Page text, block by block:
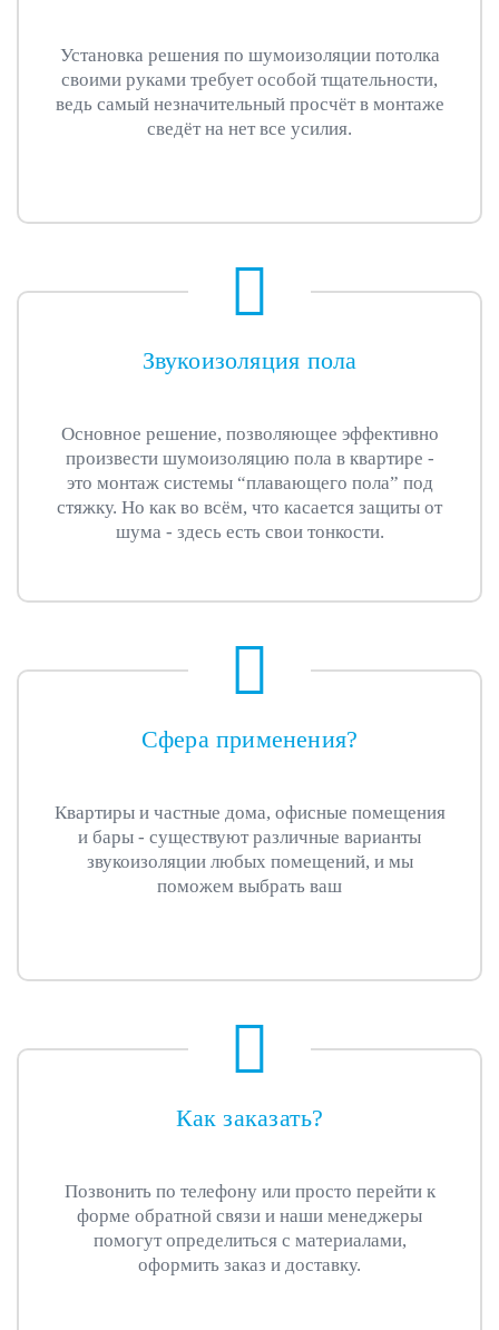
Установка решения по шумоизоляции потолка
своими руками требует особой тщательности,
ведь самый незначительный просчёт в монтаже
сведёт на нет все усилия.
Звукоизоляция пола
Основное решение, позволяющее эффективно
произвести шумоизоляцию пола в квартире -
это монтаж системы “плавающего пола” под
стяжку. Но как во всём, что касается защиты от
шума - здесь есть свои тонкости.
Сфера применения?
Квартиры и частные дома, офисные помещения
и бары - существуют различные варианты
звукоизоляции любых помещений, и мы
поможем выбрать ваш
Как заказать?
Позвонить по телефону или просто перейти к
форме обратной связи и наши менеджеры
помогут определиться с материалами,
оформить заказ и доставку.